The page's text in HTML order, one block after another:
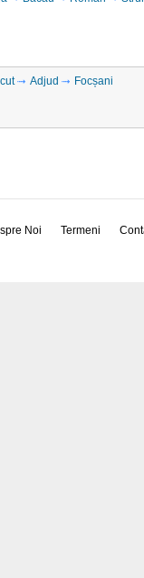
Adjud Focșani
Noi Termeni